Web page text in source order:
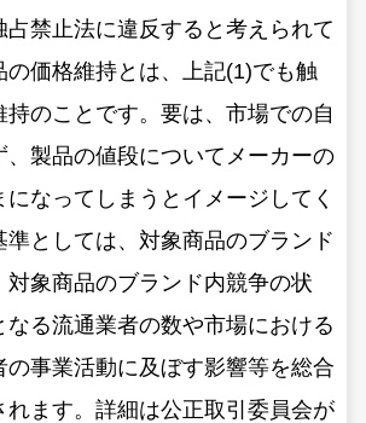
占禁止法に違反すると考えられて
価格維持とは、上記(1)でも触
のことです。要は、市場での自
、製品の値段についてメーカーの
なってしまうとイメージしてく
準としては、対象商品のブランド
対象商品のブランド内競争の状
なる流通業者の数や市場における
の事業活動に及ぼす影響等を総合
れます。詳細は公正取引委員会が